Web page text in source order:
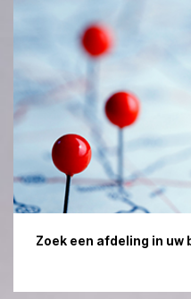
Zoek een afdeling in uw